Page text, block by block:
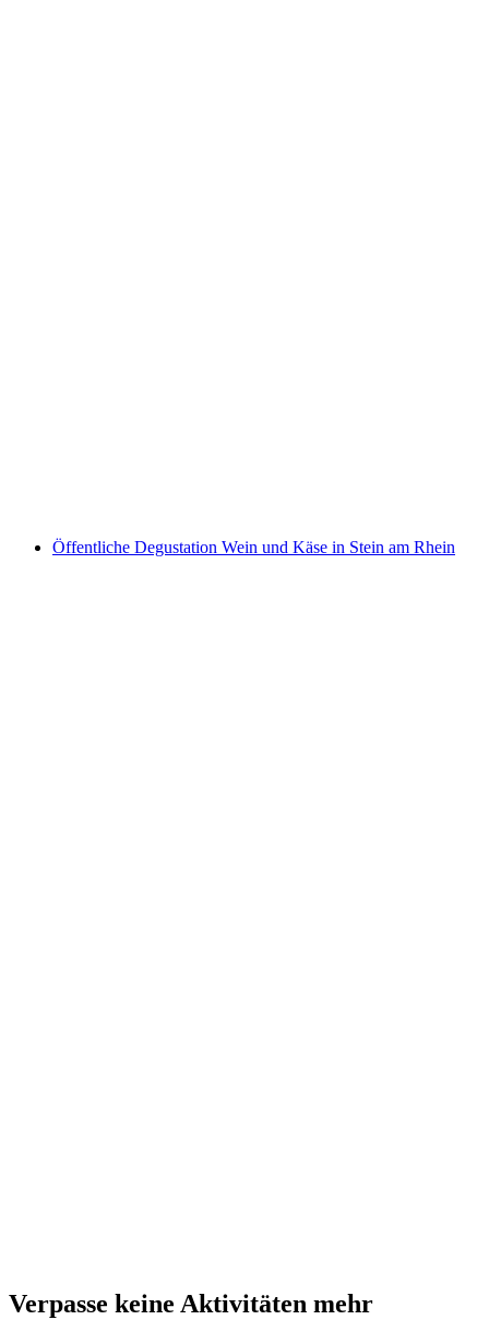
Öffentliche Degustation Wein und Käse in Stein am Rhein
Verpasse keine Aktivitäten mehr